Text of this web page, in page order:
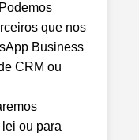
Podemos
que nos
Business
CRM ou
ou para